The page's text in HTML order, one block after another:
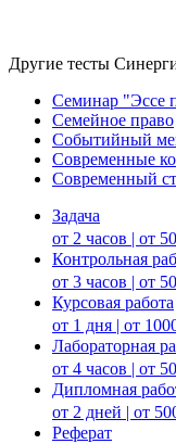
Другие тесты
Семинар "Эссе
Семейное право
Событийный
Современные
Современный
Задача
от 2 часов | от
Контрольная
от 3 часов | от
Курсовая работа
от 1 дня | от
Лабораторная
от 4 часов | от
Дипломная
от 2 дней | от
Реферат